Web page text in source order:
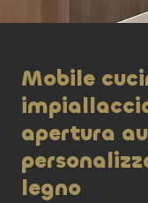
Mobile
apertura
legno